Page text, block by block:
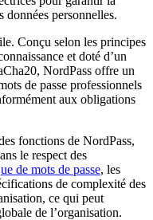
données personnelles.
Conçu selon les principes
et doté d’un
NordPass offre un
de passe professionnels
aux obligations
fonctions de NordPass,
le respect des
de mots de passe, les
de complexité des
ce qui peut
de l’organisation.